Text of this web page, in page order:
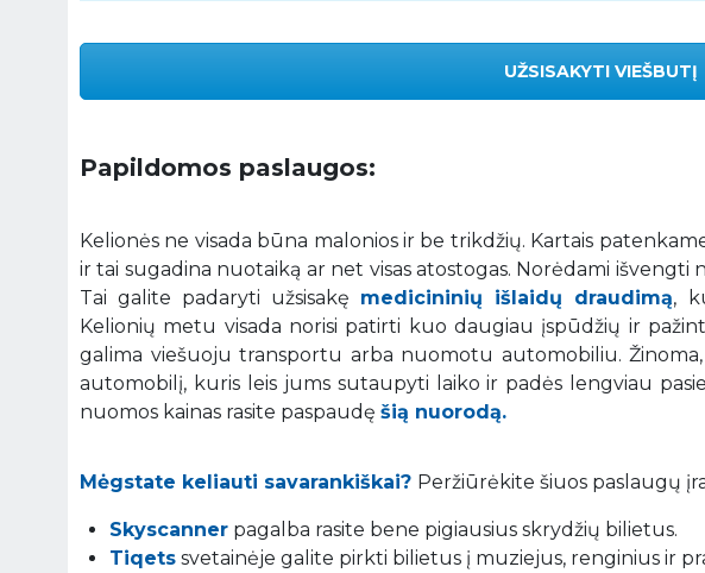
UŽSISAKYTI VIEŠBUTĮ
Papildomos paslaugos:
Kelionės ne visada būna malonios ir be trikdžių. Kartais
ir tai sugadina nuotaiką ar net visas atostogas. Norėdami
Tai galite padaryti užsisakę medicininių išlaidų draudimą,
Kelionių metu visada norisi patirti kuo daugiau įspūdžių ir
galima viešuoju transportu arba nuomotu automobiliu.
automobilį, kuris leis jums sutaupyti laiko ir padės lengviau
nuomos kainas rasite paspaudę šią nuorodą.
Mėgstate keliauti savarankiškai? Peržiūrėkite šiuos paslaugų
Skyscanner pagalba rasite bene pigiausius skrydžių bilietus.
Tiqets svetainėje galite pirkti bilietus į muziejus, renginius ir